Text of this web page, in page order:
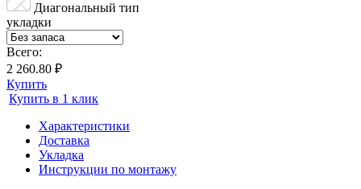
Диагональный тип
укладки
Всего:
2 260.80 ₽
Купить
Купить в 1 клик
Характеристики
Доставка
Укладка
Инструкции по монтажу